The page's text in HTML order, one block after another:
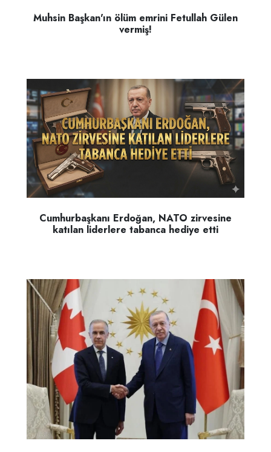
Muhsin Başkan'ın ölüm emrini Fetullah Gülen
vermiş!
Cumhurbaşkanı Erdoğan, NATO zirvesine
katılan liderlere tabanca hediye etti